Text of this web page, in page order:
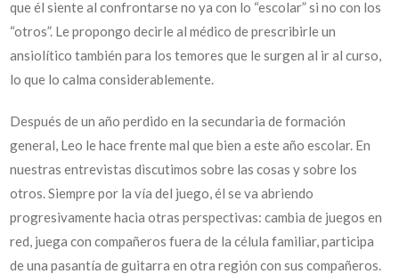
que él siente al confrontarse no ya con lo “escolar” si no con los
“otros”. Le propongo decirle al médico de prescribirle un
ansiolítico también para los temores que le surgen al ir al curso,
lo que lo calma considerablemente.
Después de un año perdido en la secundaria de formación
general, Leo le hace frente mal que bien a este año escolar. En
nuestras entrevistas discutimos sobre las cosas y sobre los
otros. Siempre por la vía del juego, él se va abriendo
progresivamente hacia otras perspectivas: cambia de juegos en
red, juega con compañeros fuera de la célula familiar, participa
de una pasantía de guitarra en otra región con sus compañeros.